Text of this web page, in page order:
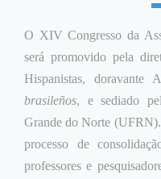
O XIV Congresso da
será promovido pela
Hispanistas, doravante
brasileños, e sediado
Grande do Norte
processo de
professores e